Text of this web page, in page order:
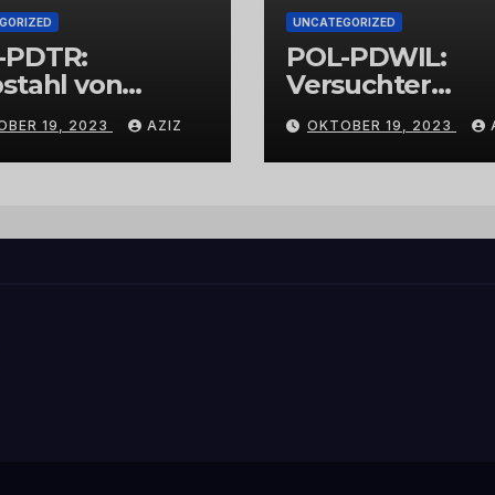
PDTR:
von
19, 2023 AZIZ
UNCATEGORIZED
POL-PDWIL:
Versuchter
Einbruch im
Gewerbegebiet
Wittlich
OKTOBER 19, 2023